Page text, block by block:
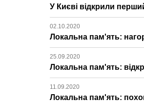
У Києві відкрили
02.10.2020
Локальна пам'ять:
25.09.2020
Локальна пам'ять:
11.09.2020
Локальна пам'ять: